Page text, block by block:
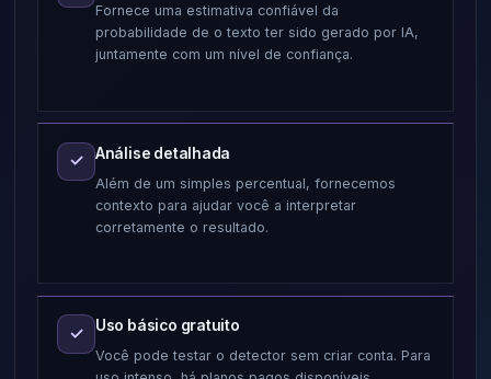
Fornece uma estimativa confiável da
probabilidade de o texto ter sido gerado por IA,
juntamente com um nível de confiança.
✓ Análise detalhada
Além de um simples percentual, fornecemos
contexto para ajudar você a interpretar
corretamente o resultado.
✓ Uso básico gratuito
Você pode testar o detector sem criar conta. Para